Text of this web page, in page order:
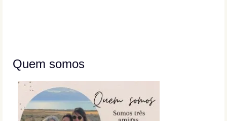
Quem somos